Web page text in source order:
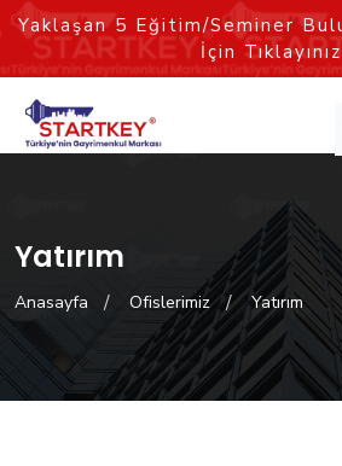
Yaklaşan5 Eğitim/Seminer
İçin Tıklayınız
Yatırım
Anasayfa Ofislerimiz Yatırım